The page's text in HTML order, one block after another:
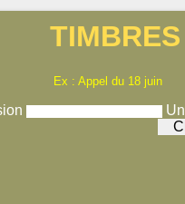
Ex : Appel du 18 juin